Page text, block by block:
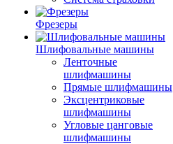
Фрезеры
Шлифовальные машины
Ленточные
шлифмашины
Прямые шлифмашины
Эксцентриковые
шлифмашины
Угловые цанговые
шлифмашины